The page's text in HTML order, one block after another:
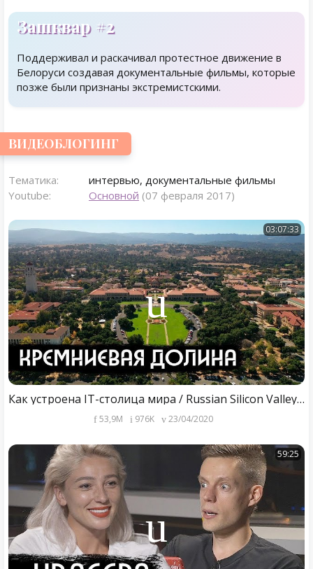
Зашквар #2
Поддерживал и раскачивал протестное движение в
Белоруси создавая документальные фильмы, которые
позже были признаны экстремистскими.
ВИДЕОБЛОГИНГ
Тематика:
интервью, документальные фильмы
Youtube:
Основной (07 февраля 2017)
03:07:33
Как устроена IT-столица мира / Russian Silicon Valley (English subs)
53,9M 976K 23/04/2020
59:25